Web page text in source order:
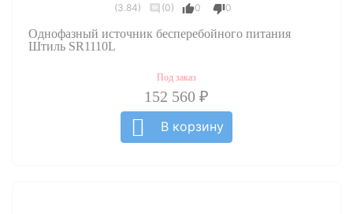
(3.84) (0) 0 0
Однофазный источник бесперебойного питания
Штиль SR1110L
Под заказ
152 560 ₽
В корзину